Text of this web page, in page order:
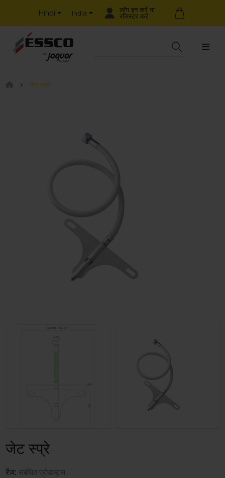
Hindi India
लॉग इन करें या
रजिस्टर करें
जेट स्प्रे
जेट स्प्रे
रेंज: संबंधित प्रोडक्ट्स